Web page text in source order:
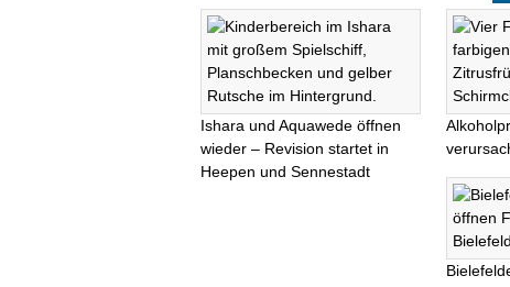
Ishara und Aquawede öffnen
wieder – Revision startet in
Heepen und Sennestadt